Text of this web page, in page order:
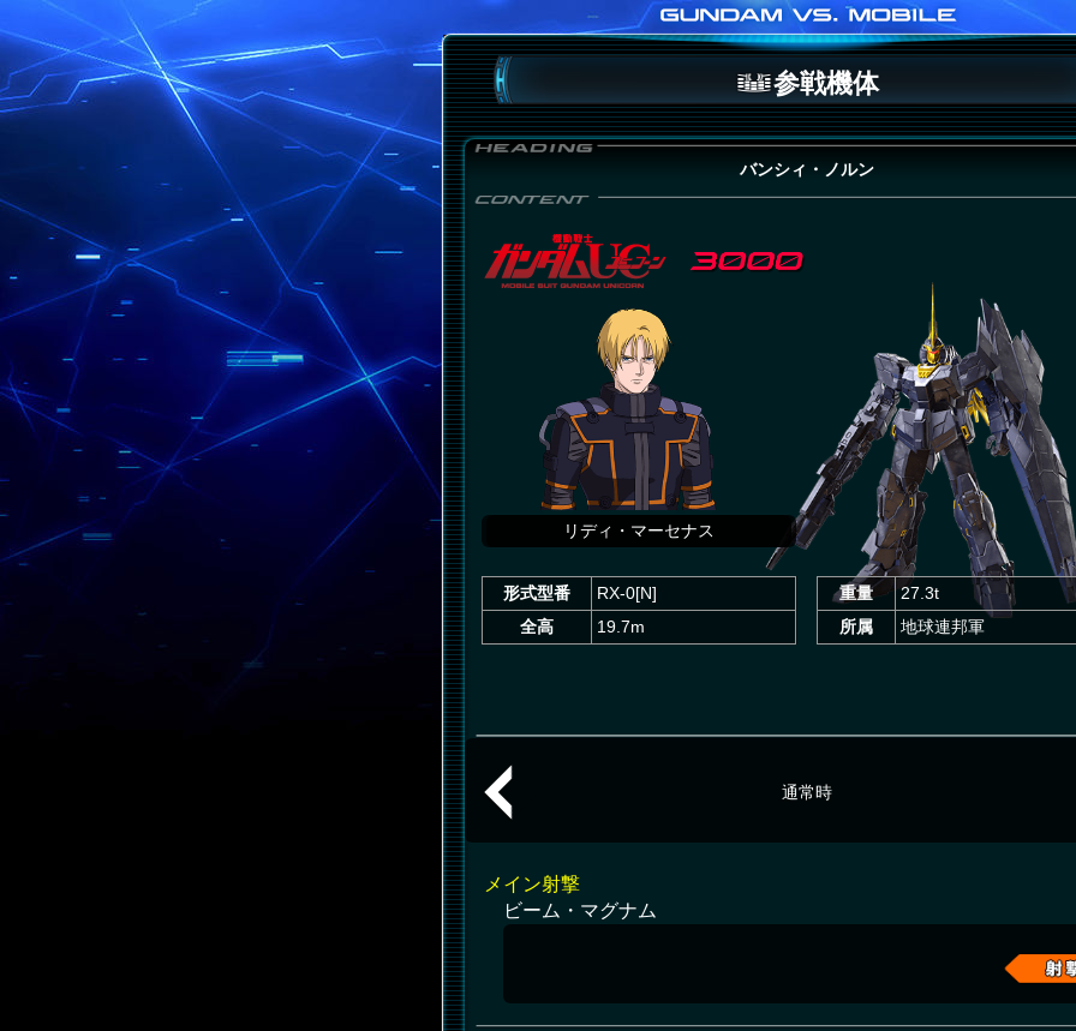
参戦機体
バンシィ・ノルン
リディ・マーセナス
形式型番
RX-0[N]
全高
19.7m
重量
27.3t
所属
地球連邦軍
通常時
メイン射撃
ビーム・マグナム